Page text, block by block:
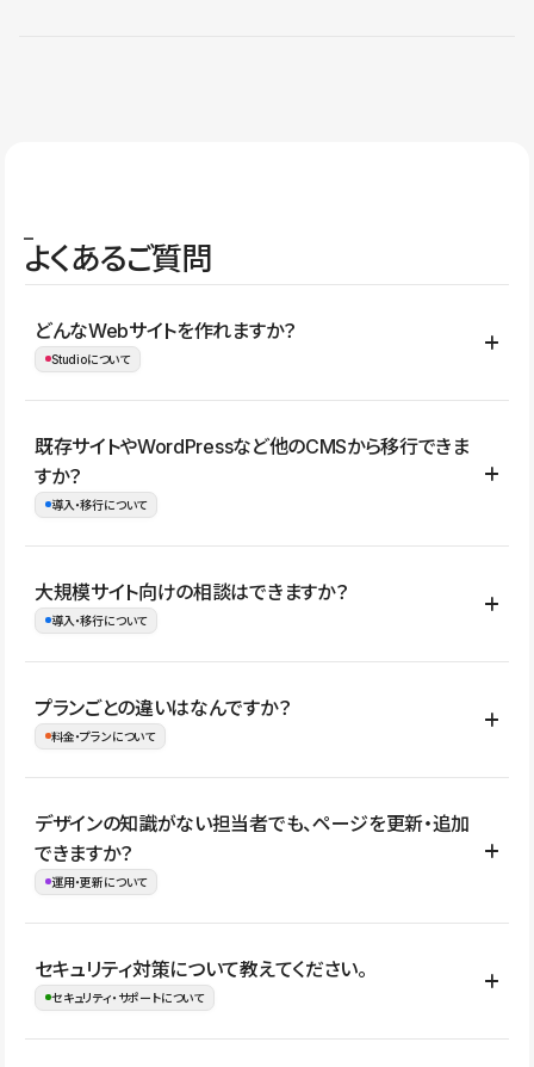
よくあるご質問
どんなWebサイトを作れますか？
Studioについて
コーポレートサイト、サービスサイト、LP、採用サイト、ブロ
グ・メディア、イベントサイト、店舗・商品紹介サイト、ポートフ
ォリオなど幅広く制作できます。
既存サイトやWordPressなど他のCMSから移行できま
すか？
導入・移行について
はい。既存サイトの構成やコンテンツ、URLを整理したうえで、
Studio上に再構築する形で移行できます。 WordPressの場合は、
イト全体のデザインや設定がそのまま移行されるわけではないた
め、移行後にページ構成やデザイン、CMS設計、URL・リダイレク
大規模サイト向けの相談はできますか？
導入・移行について
はい。アクセス規模が大きいサイトや、複数部門での運用、権限管
理、セキュリティ確認、既存システムとの連携など、個別の要件が
ない段階でも、お問い合わせください。
お問合せはこちら
プランごとの違いはなんですか？
料金・プランについて
公開ページ数、バージョン履歴の期間、CMS利用数の上限、権限
管理の有無などがプランごとに異なります。詳しくは料金プランペ
ージをご覧ください。
デザインの知識がない担当者でも、ページを更新・追加
できますか？
運用・更新について
はい。CMSやコンポーネントを活用して更新範囲を設計しておく
ことで、デザインを崩しにくい状態で運用できます。 さらにコン
セキュリティ対策について教えてください。
セキュリティ・サポートについて